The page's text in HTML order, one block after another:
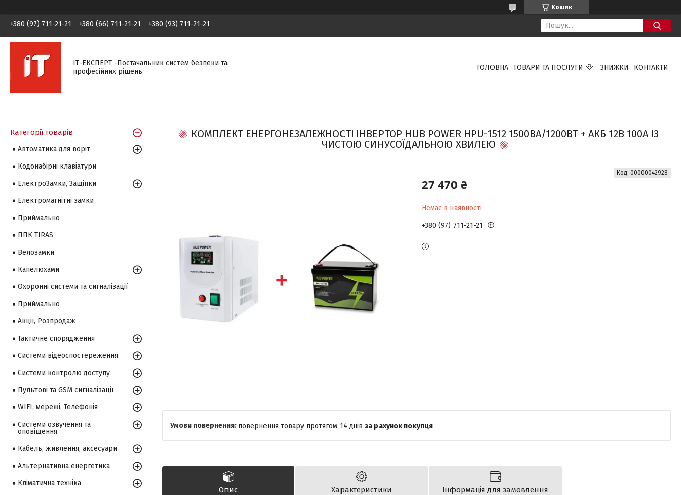
Кошик
+380 (97) 711-21-21 +380 (66) 711-21-21 +380 (93) 711-21-21
ІТ-ЕКСПЕРТ -Постачальник систем безпеки та
професійних рішень
ГОЛОВНА ТОВАРИ ТА ПОСЛУГИ ЗНИЖКИ КОНТАКТИ
КОМПЛЕКТ ЕНЕРГОНЕЗАЛЕЖНОСТІ ІНВЕРТОР HUB POWER HPU-1512 1500ВА/1200ВТ + АКБ 12В 100А ІЗ
ЧИСТОЮ СИНУСОЇДАЛЬНОЮ ХВИЛЕЮ
27 470 ₴
Немає в наявності
Код: 00000042928
+380 (97) 711-21-21
повернення товару протягом 14 днів за рахунок покупця
Опис Характеристики Інформація для замовлення
Категорії товарів
Автоматика для воріт
Кодонабірні клавіатури
ЕлектроЗамки, Защіпки
Електромагнітні замки
Приймально
ППК TIRAS
Велозамки
Капелюхами
Охоронні системи та сигналізації
Приймально
Акції, Розпродаж
Тактичне спорядження
Системи відеоспостереження
Системи контролю доступу
Пультові та GSM сигналізації
WIFI, мережі, Телефонія
Системи озвучення та
оповіщення
Кабель, живлення, аксесуари
Альтернативна енергетика
Кліматична техніка